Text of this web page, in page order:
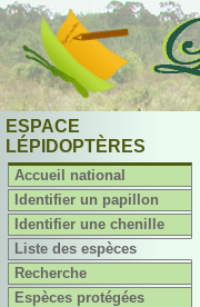
ESPACE
LÉPIDOPTÈRES
Accueil national
Identifier un papillon
Identifier une chenille
Liste des espèces
Recherche
Espèces protégées